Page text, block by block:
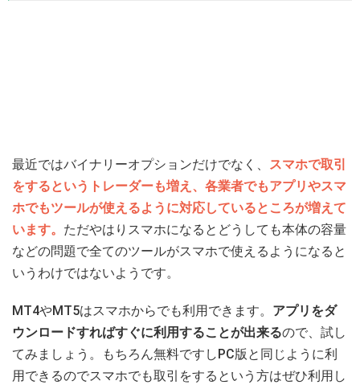
最近ではバイナリーオプションだけでなく、 スマホで取引
をするというトレーダーも増え、各業者でもアプリやスマ
ホでもツールが使えるように対応しているところが増えて
います。 ただやはりスマホになるとどうしても本体の容量
などの問題で全てのツールがスマホで使えるようになると
いうわけではないようです。
MT4やMT5はスマホからでも利用できます。 アプリをダ
ウンロードすればすぐに利用することが出来るので、試し
てみましょう。もちろん無料ですしPC版と同じように利
用できるのでスマホでも取引をするという方はぜひ利用し